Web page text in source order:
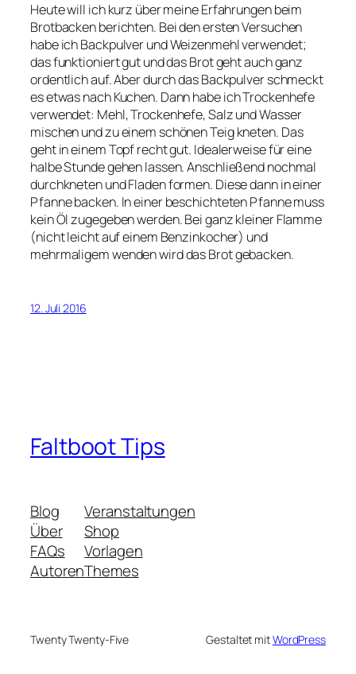
Heute will ich kurz über meine Erfahrungen beim
Brotbacken berichten. Bei den ersten Versuchen
habe ich Backpulver und Weizenmehl verwendet;
das funktioniert gut und das Brot geht auch ganz
ordentlich auf. Aber durch das Backpulver schmeckt
es etwas nach Kuchen. Dann habe ich Trockenhefe
verwendet: Mehl, Trockenhefe, Salz und Wasser
mischen und zu einem schönen Teig kneten. Das
geht in einem Topf recht gut. Idealerweise für eine
halbe Stunde gehen lassen. Anschließend nochmal
durchkneten und Fladen formen. Diese dann in einer
Pfanne backen. In einer beschichteten Pfanne muss
kein Öl zugegeben werden. Bei ganz kleiner Flamme
(nicht leicht auf einem Benzinkocher) und
mehrmaligem wenden wird das Brot gebacken.
12. Juli 2016
Faltboot Tips
Blog
Über
FAQs
Autoren
Veranstaltungen
Shop
Vorlagen
Themes
Twenty Twenty-Five Gestaltet mitWordPress